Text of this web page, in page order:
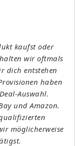
kaufst oder
wir oftmals
dich entstehen
haben
Auswahl.
und Amazon.
möglicherweise